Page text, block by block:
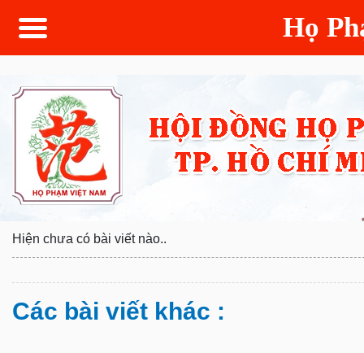
Hiện chưa có bài viết nào..
Các bài viết khác :
Họ